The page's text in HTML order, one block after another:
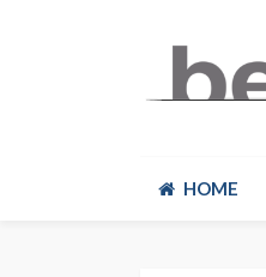
HOME